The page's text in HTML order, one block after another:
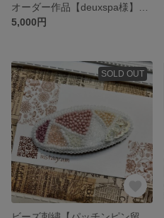
5,000円
SOLD OUT